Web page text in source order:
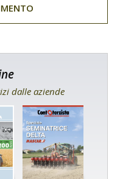
dalle aziende